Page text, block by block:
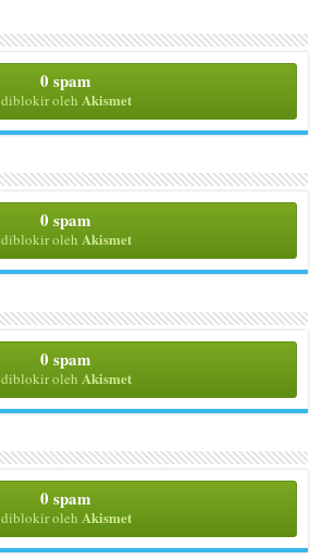
0 spam
diblokir oleh Akismet
0 spam
diblokir oleh Akismet
0 spam
diblokir oleh Akismet
0 spam
diblokir oleh Akismet